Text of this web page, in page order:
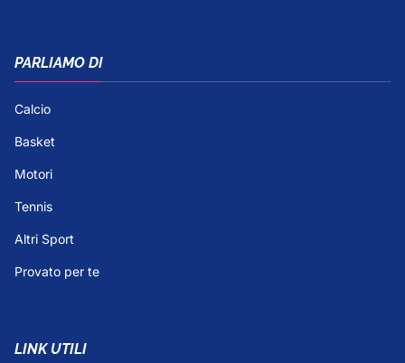
PARLIAMO DI
Calcio
Basket
Motori
Tennis
Altri Sport
Provato per te
LINK UTILI